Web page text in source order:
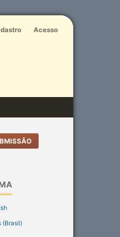
Acesso
(Brasil)